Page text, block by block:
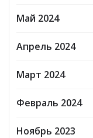
Май 2024
Апрель 2024
Март 2024
Февраль 2024
Ноябрь 2023